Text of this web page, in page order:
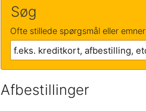
Søg
Ofte stillede spørgsmål eller emner
Afbestillinger